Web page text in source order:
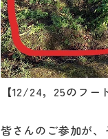
【12/24，25のフー
皆さんのご参加が、